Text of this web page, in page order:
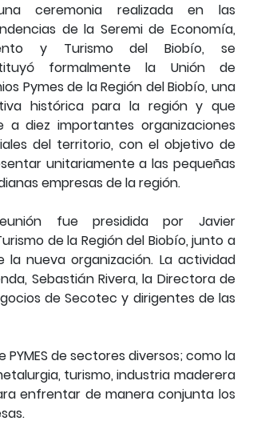
ceremonia realizada en las
de la Seremi de Economía,
y Turismo del Biobío, se
formalmente la Unión de
Pymes de la Región del Biobío, una
histórica para la región y que
a diez importantes organizaciones
del territorio, con el objetivo de
unitariamente a las pequeñas
empresas de la región.
fue presidida por Javier
de la Región del Biobío, junto a
la nueva organización. La actividad
Sebastián Rivera, la Directora de
de Secotec y dirigentes de las
de sectores diversos; como la
turismo, industria maderera
enfrentar de manera conjunta los